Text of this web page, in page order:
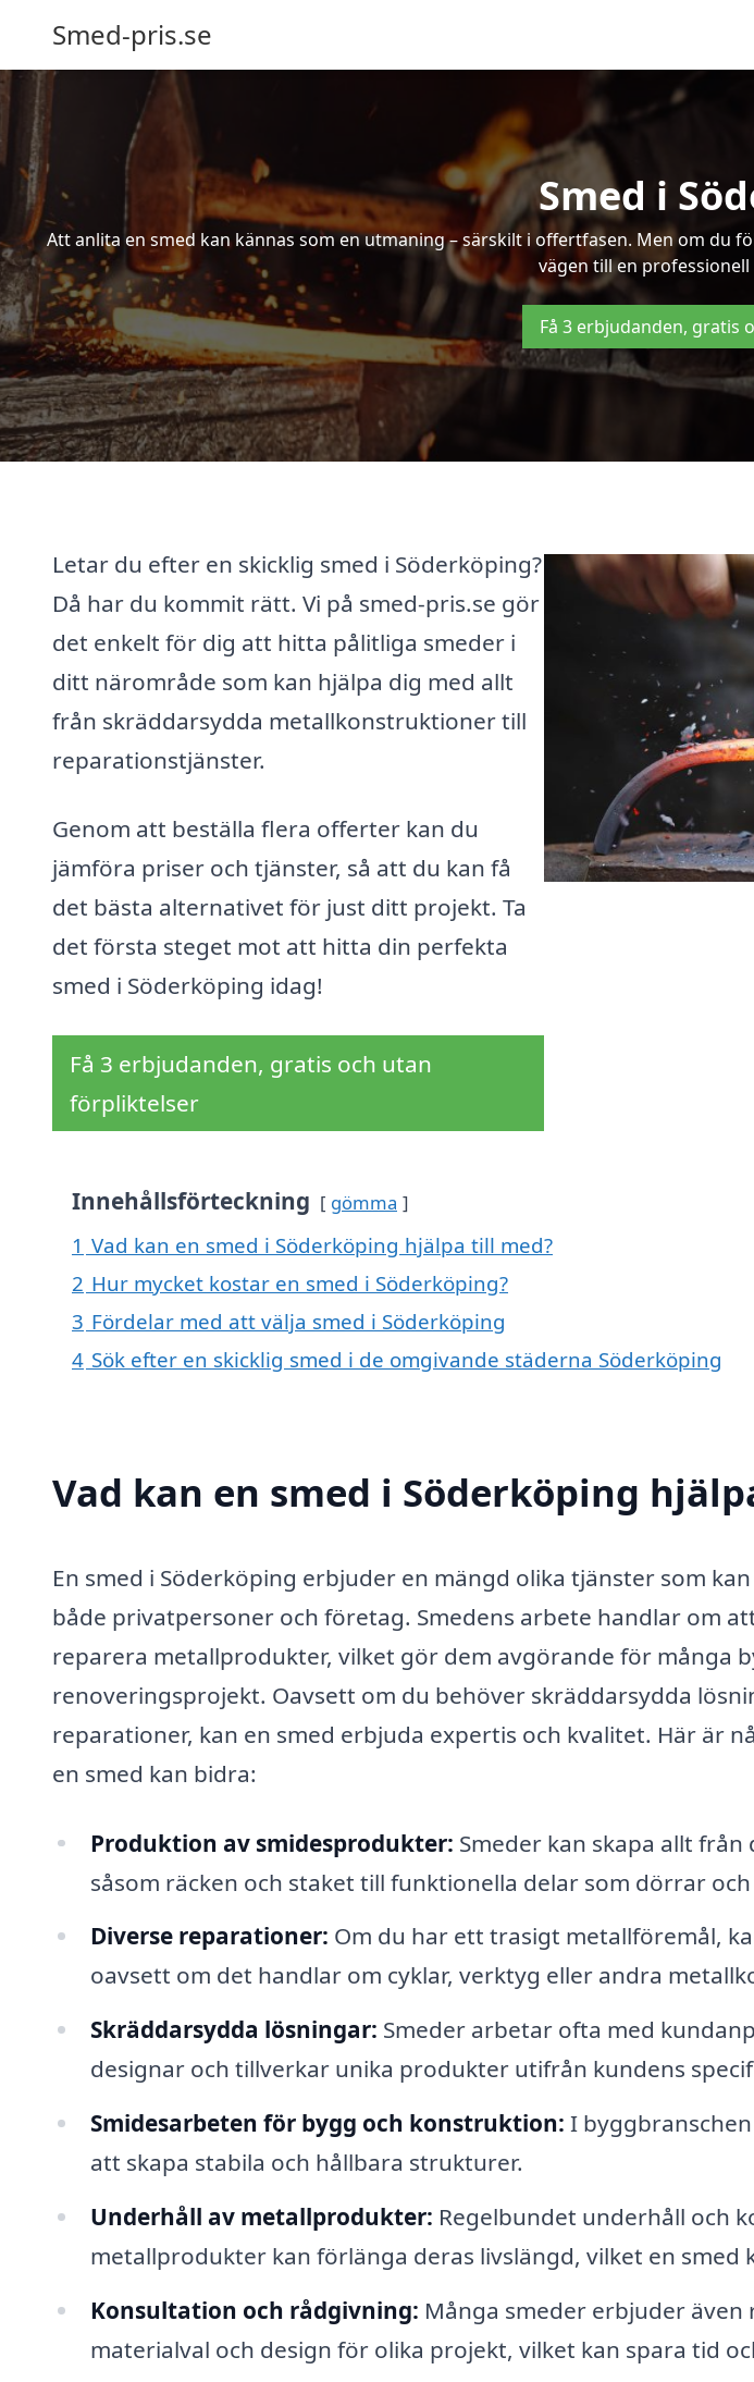
Smed-pris.se
Smed i
Att anlita en smed kan kännas som en utmaning – särskilt i offertfasen. Men om
vägen till en
Få 3 erbjudanden, gratis
Letar du efter en skicklig smed i Söderköping?
Då har du kommit rätt. Vi på smed-pris.se gör
det enkelt för dig att hitta pålitliga smeder i
ditt närområde som kan hjälpa dig med allt
från skräddarsydda metallkonstruktioner till
reparationstjänster.
Genom att beställa flera offerter kan du
jämföra priser och tjänster, så att du kan få
det bästa alternativet för just ditt projekt. Ta
det första steget mot att hitta din perfekta
smed i Söderköping idag!
Få 3 erbjudanden, gratis och utan
förpliktelser
Innehållsförteckning gömma
1 Vad kan en smed i Söderköping hjälpa till med?
2 Hur mycket kostar en smed i Söderköping?
3 Fördelar med att välja smed i Söderköping
4 Sök efter en skicklig smed i de omgivande städerna Söderköping
Vad kan en smed i Söderköping
En smed i Söderköping erbjuder en mängd olika tjänster som
både privatpersoner och företag. Smedens arbete handlar om
reparera metallprodukter, vilket gör dem avgörande för många
renoveringsprojekt. Oavsett om du behöver skräddarsydda
reparationer, kan en smed erbjuda expertis och kvalitet. Här är
en smed kan bidra:
Produktion av smidesprodukter: Smeder kan skapa allt
såsom räcken och staket till funktionella delar som dörrar
Diverse reparationer: Om du har ett trasigt metallföremål,
oavsett om det handlar om cyklar, verktyg eller andra
Skräddarsydda lösningar: Smeder arbetar ofta med
designar och tillverkar unika produkter utifrån kundens
Smidesarbeten för bygg och konstruktion: I
att skapa stabila och hållbara strukturer.
Underhåll av metallprodukter: Regelbundet underhåll och
metallprodukter kan förlänga deras livslängd, vilket en smed
Konsultation och rådgivning: Många smeder erbjuder
materialval och design för olika projekt, vilket kan spara tid